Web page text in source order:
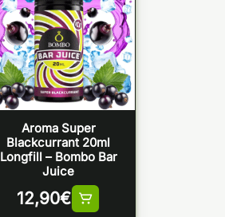
Aroma Super
Blackcurrant 20ml
Longfill – Bombo Bar
Juice
12,90€